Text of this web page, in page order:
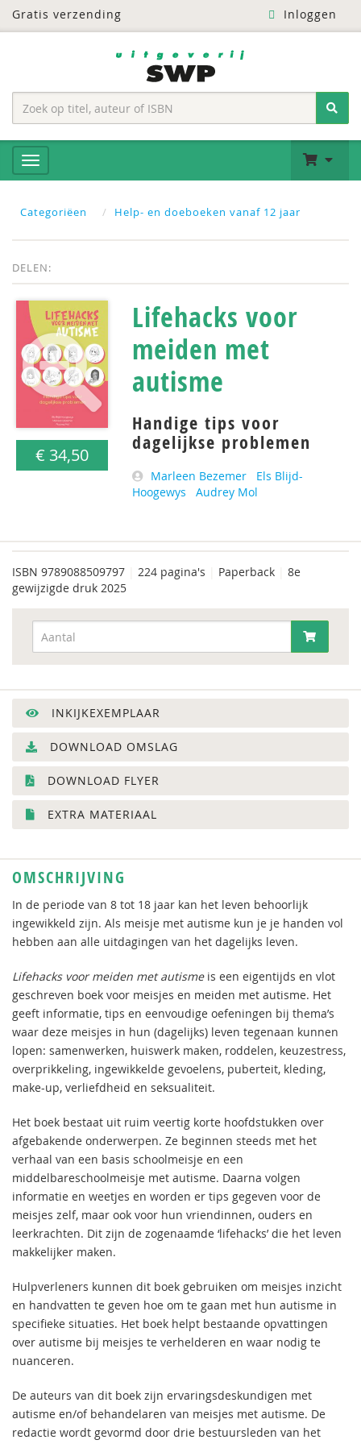
Gratis verzending Inloggen
Categoriëen Help- en doeboeken vanaf 12 jaar
DELEN:
€ 34,50
Lifehacks voor
meiden met
autisme
Handige tips voor
dagelijkse problemen
Marleen Bezemer
Els Blijd-
Hoogewys
Audrey Mol
ISBN 9789088509797 224 pagina's Paperback
8e
gewijzigde druk 2025
INKIJKEXEMPLAAR
DOWNLOAD OMSLAG
DOWNLOAD FLYER
EXTRA MATERIAAL
OMSCHRIJVING
In de periode van 8 tot 18 jaar kan het leven behoorlijk
ingewikkeld zijn. Als meisje met autisme kun je je handen vol
hebben aan alle uitdagingen van het dagelijks leven.
Lifehacks voor meiden met autismeis een eigentijds en vlot
geschreven boek voor meisjes en meiden met autisme. Het
geeft informatie, tips en eenvoudige oefeningen bij thema’s
waar deze meisjes in hun (dagelijks) leven tegenaan kunnen
lopen: samenwerken, huiswerk maken, roddelen, keuzestress,
overprikkeling, ingewikkelde gevoelens, puberteit, kleding,
make-up, verliefdheid en seksualiteit.
Het boek bestaat uit ruim veertig korte hoofdstukken over
afgebakende onderwerpen. Ze beginnen steeds met het
verhaal van een basis schoolmeisje en een
middelbareschoolmeisje met autisme. Daarna volgen
informatie en weetjes en worden er tips gegeven voor de
meisjes zelf, maar ook voor hun vriendinnen, ouders en
leerkrachten. Dit zijn de zogenaamde ‘lifehacks’ die het leven
makkelijker maken.
Hulpverleners kunnen dit boek gebruiken om meisjes inzicht
en handvatten te geven hoe om te gaan met hun autisme in
specifieke situaties. Het boek helpt bestaande opvattingen
over autisme bij meisjes te verhelderen en waar nodig te
nuanceren.
De auteurs van dit boek zijn ervaringsdeskundigen met
autisme en/of behandelaren van meisjes met autisme. De
redactie wordt gevormd door drie bestuursleden van het